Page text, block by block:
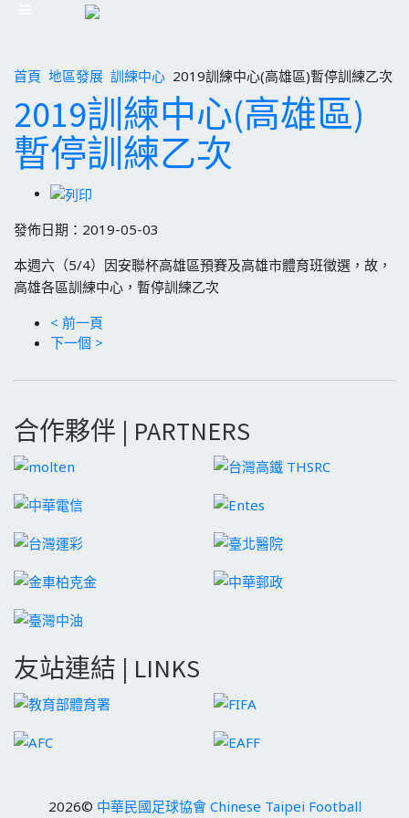
首頁 地區發展 訓練中心 2019訓練中心(高雄區)暫停訓練乙次
2019訓練中心(高雄區)
暫停訓練乙次
發佈日期：2019-05-03
本週六（5/4）因安聯杯高雄區預賽及高雄市體育班徵選，故，
高雄各區訓練中心，暫停訓練乙次
< 前一頁
下一個 >
合作夥伴 | PARTNERS
友站連結 | LINKS
2026© 中華民國足球協會 Chinese Taipei Football